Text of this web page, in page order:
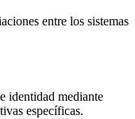
entre los sistemas
identidad mediante
específicas.